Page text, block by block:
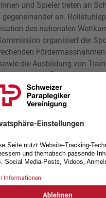
und Spieler treten an
gegeneinander an.
des nationalen
organisiert der
die Ausbildung von
Schweiz,
Jugend+Spor
Kommission organisiert die
Turnieren. Zudem vertritt das
sowie an den